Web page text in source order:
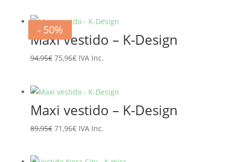
- 20%
Maxi vestido – K-Design
94,95€ El
era:
94,95€.
75,96€El
es:
75,96€.
IVA Inc.
- 20%
Maxi vestido – K-Design
89,95€ El
71,96€ElIVA Inc.
- 20%
- 20%
- 20%
- 20%
- 50%
- 50%